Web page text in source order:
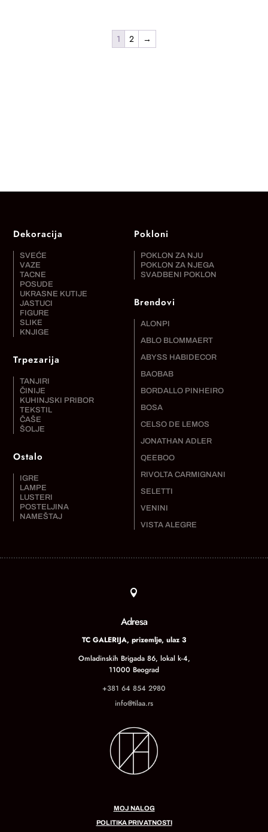
1 2 →
Dekoracija
SVEĆE
VAZE
TACNE
POSUDE
UKRASNE KUTIJE
JASTUCI
FIGURE
SLIKE
KNJIGE
Trpezarija
TANJIRI
ČINIJE
KUHINJSKI PRIBOR
TEKSTIL
ČAŠE
ŠOLJE
Ostalo
IGRE
LAMPE
LUSTERI
POSTELJINA
NAMEŠTAJ
Pokloni
POKLON ZA NJU
POKLON ZA NJEGA
SVADBENI POKLON
Brendovi
ALONPI
ABLO BLOMMAERT
ABYSS HABIDECOR
BAOBAB
BORDALLO PINHEIRO
BOSA
CELSO DE LEMOS
JONATHAN ADLER
QEEBOO
RIVOLTA CARMIGNANI
SELETTI
VENINI
VISTA ALEGRE

Adresa
TC GALERIJA, prizemlje, ulaz 3
Omladinskih Brigada 86, lokal k-4,
11000 Beograd
+381 64 854 2980
info@tilaa.rs
MOJ NALOG
POLITIKA PRIVATNOSTI